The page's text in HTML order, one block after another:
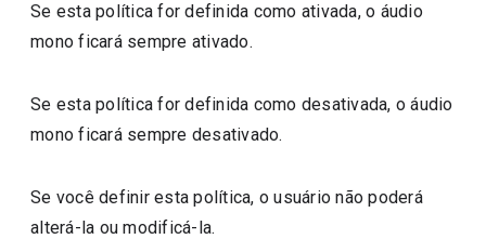
Se esta política for definida como ativada, o áudio
mono ficará sempre ativado.
Se esta política for definida como desativada, o áudio
mono ficará sempre desativado.
Se você definir esta política, o usuário não poderá
alterá-la ou modificá-la.